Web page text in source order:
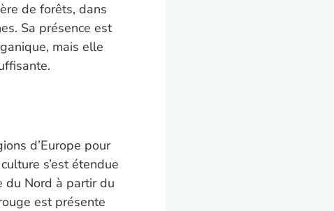
de forêts, dans
Sa présence est
mais elle
d’Europe pour
s’est étendue
du Nord à partir du
est présente